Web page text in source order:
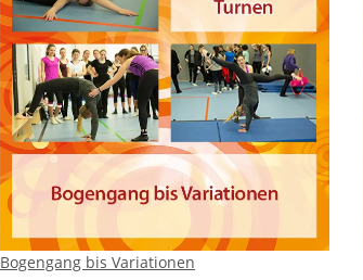
Bogengang bis Variationen